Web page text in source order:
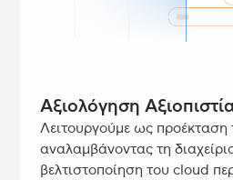
Αξιολόγηση
Λειτουργούμε ως
αναλαμβάνοντας τη
βελτιστοποίηση του cloud